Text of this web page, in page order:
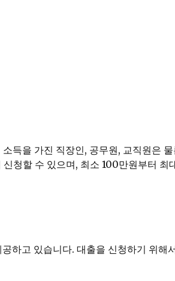
득을 가진 직장인, 공무원, 교직원은
청할 수 있으며, 최소 100만원부터 최
하고 있습니다. 대출을 신청하기 위해